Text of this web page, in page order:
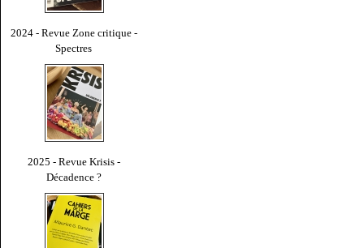
2024 - Revue Zone critique -
Spectres
2025 - Revue Krisis -
Décadence ?